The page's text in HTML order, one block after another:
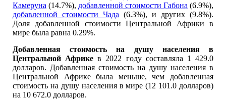
Камеруна (14.7%), добавленной стоимости Габона (6.9%),
добавленной стоимости Чада (6.3%), и других (9.8%).
Доля добавленной стоимости Центральной Африки в
мире была равна 0.29%.
Добавленная стоимость на душу населения в
Центральной Африке в 2022 году составляла 1 429.0
долларов. Добавленная стоимость на душу населения в
Центральной Африке была меньше, чем добавленная
стоимость на душу населения в мире (12 101.0 долларов)
на 10 672.0 долларов.